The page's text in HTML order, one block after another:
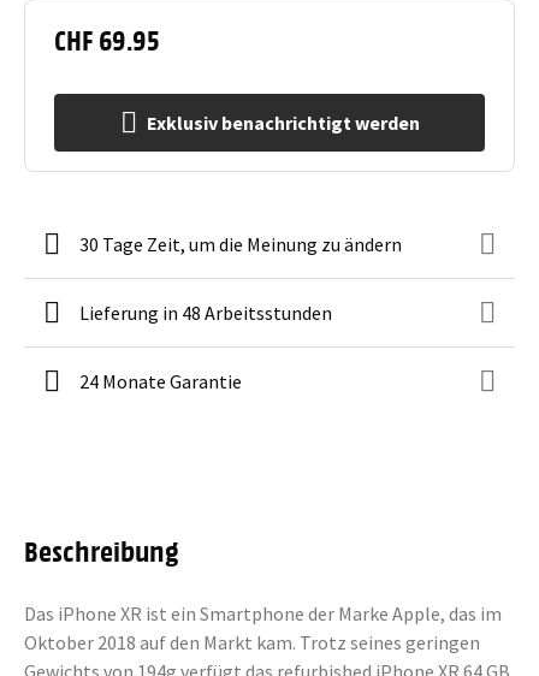
CHF 69.95
Exklusiv benachrichtigt werden
30 Tage Zeit, um die Meinung zu ändern
Lieferung in 48 Arbeitsstunden
24 Monate Garantie
Beschreibung
Das iPhone XR ist ein Smartphone der Marke Apple, das im
Oktober 2018 auf den Markt kam. Trotz seines geringen
Gewichts von 194g verfügt das refurbished iPhone XR 64 GB